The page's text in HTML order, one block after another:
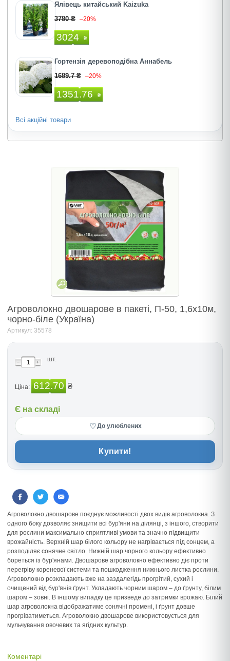
Ялівець китайський Kaizuka
3780 ₴ –20%
3024 ₴
Гортензія деревоподібна Аннабель
1689.7 ₴ –20%
1351.76 ₴
Всі акційні товари
Агроволокно двошарове в пакеті, П-50, 1,6х10м,
чорно-бiле (Україна)
Артикул: 35578
шт.
Ціна: 612.70 ₴
Є на складі
♡До улюблених
Купити!
Агроволокно двошарове поєднує можливості двох видів агроволокна. З
одного боку дозволяє знищити всі бур'яни на ділянці, з іншого, створити
для рослини максимально сприятливі умови та значно підвищити
врожайність. Верхній шар білого кольору не нагрівається під сонцем, а
розподіляє сонячне світло. Нижній шар чорного кольору ефективно
бореться із бур'янами. Двошарове агроволокно ефективно діє проти
перегріву кореневої системи та пошкодження нижнього листка рослини.
Агроволокно розкладають вже на заздалегідь прогрітий, сухий і
очищений від бур'янів ґрунт. Укладають чорним шаром – до ґрунту, білим
шаром – зовні. В іншому випадку це призведе до затримки врожаю. Білий
шар агроволокна відображатиме сонячні промені, і ґрунт довше
прогріватиметься. Агроволокно двошарове використовується для
мульчування овочевих та ягідних культур.
Коментарі